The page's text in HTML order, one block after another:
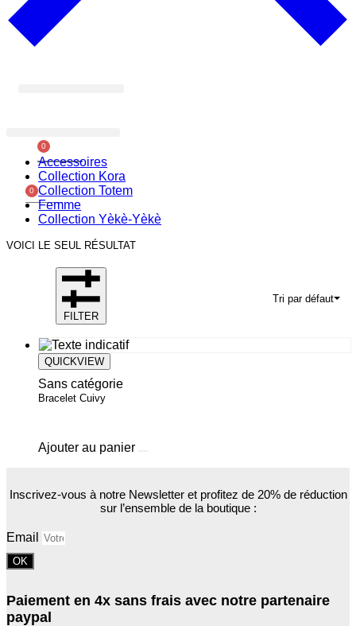
0
Panier
0
Panier
Accessoires
Collection Kora
Collection Totem
Femme
Collection Yèkè-Yèkè
VOICI LE SEUL RÉSULTAT
Tri par défaut
FILTER
QUICKVIEW
Sans catégorie
Bracelet Cuivy
Ajouter au panier
Inscrivez-vous à notre Newsletter et profitez de 20% de réduction
sur l’ensemble de la boutique :
Email
OK
Paiement en 4x sans frais avec notre partenaire
paypal